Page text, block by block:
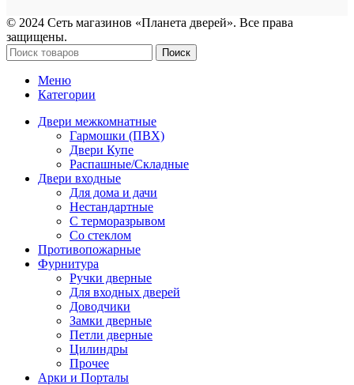
© 2024 Сеть магазинов «Планета дверей». Все права
защищены.
Поиск
Меню
Категории
Двери межкомнатные
Гармошки (ПВХ)
Двери Купе
Распашные/Складные
Двери входные
Для дома и дачи
Нестандартные
С терморазрывом
Со стеклом
Противопожарные
Фурнитура
Ручки дверные
Для входных дверей
Доводчики
Замки дверные
Петли дверные
Цилиндры
Прочее
Арки и Порталы